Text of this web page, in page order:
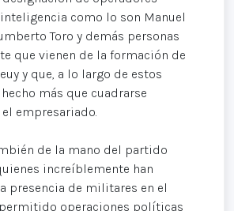
como lo son Manuel
Toro y demás personas
que vienen de la formación de
y que, a lo largo de estos
más que cuadrarse
empresariado.
de la mano del partido
increíblemente han
presencia de militares en el
operaciones políticas